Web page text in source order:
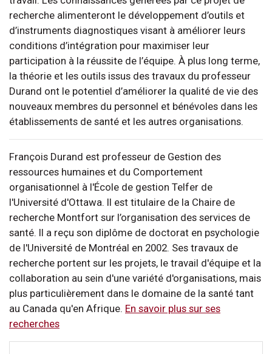
recherche alimenteront le développement d’outils et
d’instruments diagnostiques visant à améliorer leurs
conditions d’intégration pour maximiser leur
participation à la réussite de l’équipe. À plus long terme,
la théorie et les outils issus des travaux du professeur
Durand ont le potentiel d’améliorer la qualité de vie des
nouveaux membres du personnel et bénévoles dans les
établissements de santé et les autres organisations.
François Durand est professeur de Gestion des
ressources humaines et du Comportement
organisationnel à l'École de gestion Telfer de
l'Université d'Ottawa. Il est titulaire de la Chaire de
recherche Montfort sur l’organisation des services de
santé. Il a reçu son diplôme de doctorat en psychologie
de l'Université de Montréal en 2002. Ses travaux de
recherche portent sur les projets, le travail d'équipe et la
collaboration au sein d'une variété d'organisations, mais
plus particulièrement dans le domaine de la santé tant
au Canada qu'en Afrique. En savoir plus sur ses
recherches